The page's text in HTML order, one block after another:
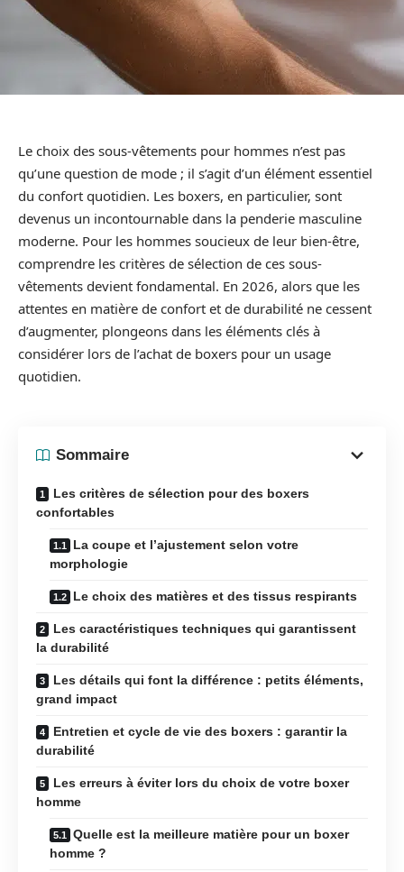
Le choix des sous-vêtements pour hommes n’est pas
qu’une question de mode ; il s’agit d’un élément essentiel
du confort quotidien. Les boxers, en particulier, sont
devenus un incontournable dans la penderie masculine
moderne. Pour les hommes soucieux de leur bien-être,
comprendre les critères de sélection de ces sous-
vêtements devient fondamental. En 2026, alors que les
attentes en matière de confort et de durabilité ne cessent
d’augmenter, plongeons dans les éléments clés à
considérer lors de l’achat de boxers pour un usage
quotidien.
Sommaire
Les critères de sélection pour des boxers
confortables
La coupe et l’ajustement selon votre
morphologie
Le choix des matières et des tissus respirants
Les caractéristiques techniques qui garantissent
la durabilité
Les détails qui font la différence : petits éléments,
grand impact
Entretien et cycle de vie des boxers : garantir la
durabilité
Les erreurs à éviter lors du choix de votre boxer
homme
Quelle est la meilleure matière pour un boxer
homme ?